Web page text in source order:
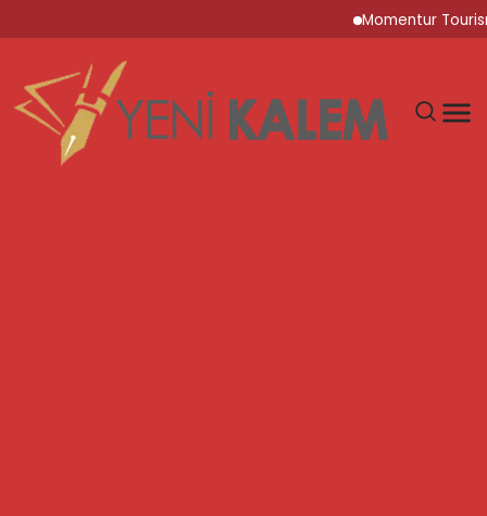
Momentur Tourism